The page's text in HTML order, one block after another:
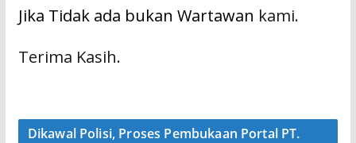
Jika Tidak ada bukan Wartawan kami.
Terima Kasih.
Dikawal Polisi, Proses Pembukaan Portal PT.